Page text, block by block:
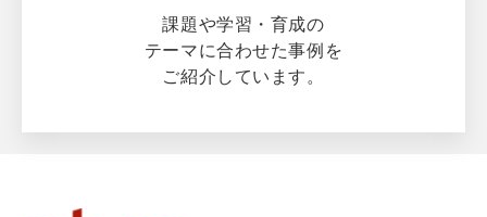
課題や学習・育成の
テーマに合わせた事例を
ご紹介しています。